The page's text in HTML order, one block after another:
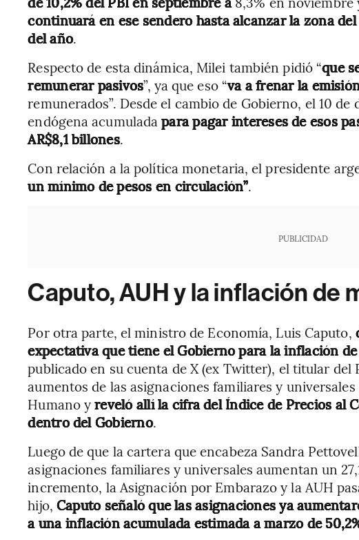
continuará en ese sendero hasta alcanzar la zona
del año.
Respecto de esta dinámica, Milei también pidió “que
remunerar pasivos”, ya que eso “va a frenar la
remunerados”. Desde el cambio de Gobierno, el 10 de
endógena acumuladapara pagar intereses de esos
AR$8,1 billones.
Con relación a la política monetaria, el presidente
un mínimo de pesos en circulación”.
PUBLICIDAD
Caputo, AUH y la inflación de
Por otra parte, el ministro de Economía, Luis Caputo,
expectativa que tiene el Gobierno para la inflación
publicado en su cuenta de X (ex Twitter), el titular del
aumentos de las asignaciones familiares y
Humano yreveló allí la cifra del Índice de Precios al
dentro del Gobierno.
Luego de que la cartera que encabeza Sandra
asignaciones familiares y universales aumentan un
incremento, la Asignación por Embarazo y la AUH
hijo, Caputo señaló que las asignaciones ya
a una inflación acumulada estimada a marzo de